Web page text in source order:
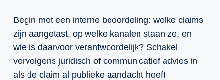
Begin met een interne beoordeling: welke claims
zijn aangetast, op welke kanalen staan ze, en
wie is daarvoor verantwoordelijk? Schakel
vervolgens juridisch of communicatief advies in
als de claim al publieke aandacht heeft